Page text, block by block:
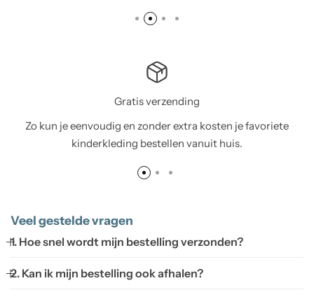
Gratis verzending
Zo kun je eenvoudig en zonder extra kosten je favoriete
kinderkleding bestellen vanuit huis.
Veel gestelde vragen
1. Hoe snel wordt mijn bestelling verzonden?
2. Kan ik mijn bestelling ook afhalen?